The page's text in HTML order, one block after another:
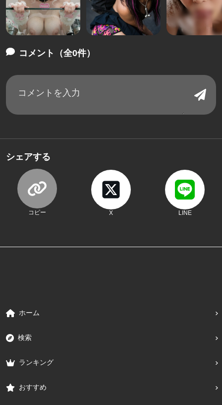
コメント（全0件）
シェアする
コピー X LINE
ホーム
検索
ランキング
おすすめ